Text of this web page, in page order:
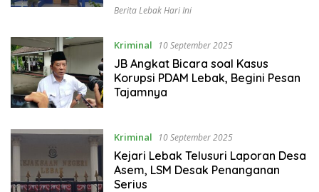
Berita Lebak Hari Ini
Kriminal 10 September 2025
JB Angkat Bicara soal Kasus
Korupsi PDAM Lebak, Begini Pesan
Tajamnya
Kriminal 10 September 2025
Kejari Lebak Telusuri Laporan Desa
Asem, LSM Desak Penanganan
Serius